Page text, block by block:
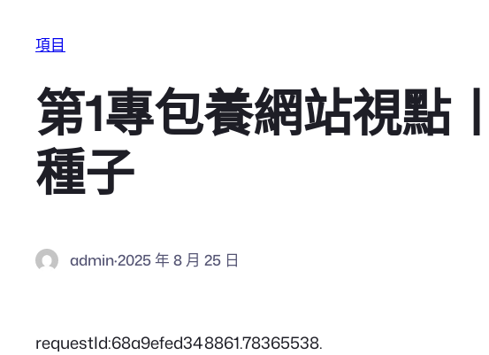
項目
第1專包養網站視點
種子
admin·2025 年 8 月 25 日
requestId:68a9efed348861.78365538.